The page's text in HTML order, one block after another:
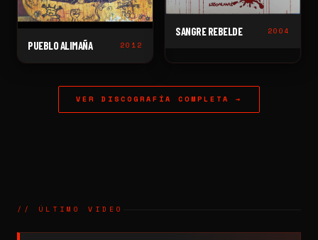
PUEBLO ALIMAÑA 2012
SANGRE REBELDE 2004
VER DISCOGRAFÍA COMPLETA →
// ÚLTIMO VIDEO